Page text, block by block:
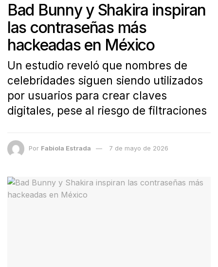
Bad Bunny y Shakira inspiran
las contraseñas más
hackeadas en México
Un estudio reveló que nombres de
celebridades siguen siendo utilizados
por usuarios para crear claves
digitales, pese al riesgo de filtraciones
Por Fabiola Estrada 7 de mayo de 2026